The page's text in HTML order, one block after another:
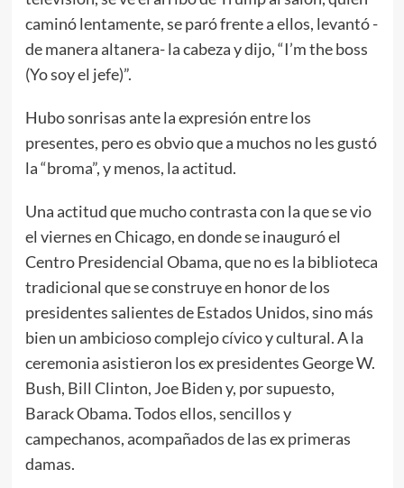
caminó lentamente, se paró frente a ellos, levantó -
de manera altanera- la cabeza y dijo, “I’m the boss
(Yo soy el jefe)”.
Hubo sonrisas ante la expresión entre los
presentes, pero es obvio que a muchos no les gustó
la “broma”, y menos, la actitud.
Una actitud que mucho contrasta con la que se vio
el viernes en Chicago, en donde se inauguró el
Centro Presidencial Obama, que no es la biblioteca
tradicional que se construye en honor de los
presidentes salientes de Estados Unidos, sino más
bien un ambicioso complejo cívico y cultural. A la
ceremonia asistieron los ex presidentes George W.
Bush, Bill Clinton, Joe Biden y, por supuesto,
Barack Obama. Todos ellos, sencillos y
campechanos, acompañados de las ex primeras
damas.